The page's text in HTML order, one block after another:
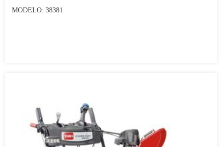
MODELO: 38381